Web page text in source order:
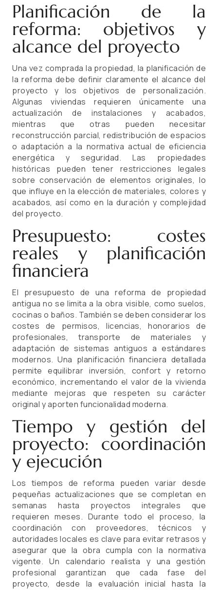
Planificación de la
reforma: objetivos y
alcance del proyecto
Una vez comprada la propiedad, la planificación de
la reforma debe definir claramente el alcance del
proyecto y los objetivos de personalización.
Algunas viviendas requieren únicamente una
actualización de instalaciones y acabados,
mientras que otras pueden necesitar
reconstrucción parcial, redistribución de espacios
o adaptación a la normativa actual de eficiencia
energética y seguridad. Las propiedades
históricas pueden tener restricciones legales
sobre conservación de elementos originales, lo
que influye en la elección de materiales, colores y
acabados, así como en la duración y complejidad
del proyecto.
Presupuesto: costes
reales y planificación
financiera
El presupuesto de una reforma de propiedad
antigua no se limita a la obra visible, como suelos,
cocinas o baños. También se deben considerar los
costes de permisos, licencias, honorarios de
profesionales, transporte de materiales y
adaptación de sistemas antiguos a estándares
modernos. Una planificación financiera detallada
permite equilibrar inversión, confort y retorno
económico, incrementando el valor de la vivienda
mediante mejoras que respeten su carácter
original y aporten funcionalidad moderna.
Tiempo y gestión del
proyecto: coordinación
y ejecución
Los tiempos de reforma pueden variar desde
pequeñas actualizaciones que se completan en
semanas hasta proyectos integrales que
requieren meses. Durante todo el proceso, la
coordinación con proveedores, técnicos y
autoridades locales es clave para evitar retrasos y
asegurar que la obra cumpla con la normativa
vigente. Un calendario realista y una gestión
profesional garantizan que cada fase del
proyecto, desde la evaluación inicial hasta la